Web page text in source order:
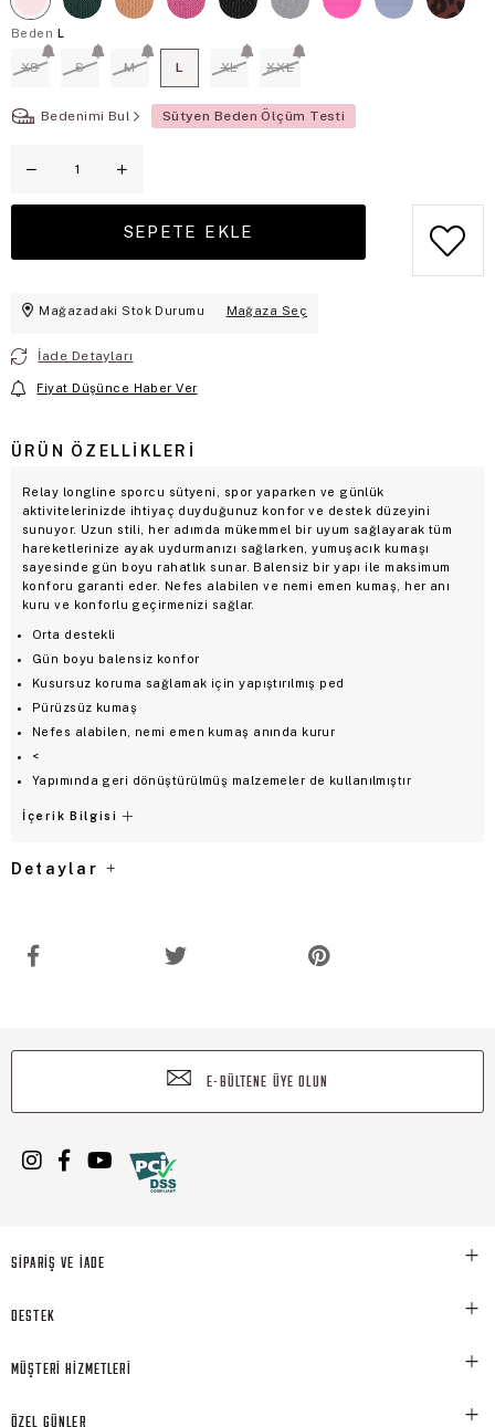
Beden L
XS S M L XL XXL
Bedenimi Bul Sütyen Beden Ölçüm Testi
Mağazadaki Stok Durumu Mağaza Seç
İade Detayları
Fiyat Düşünce Haber Ver
ÜRÜN ÖZELLIKLERI
Relay longline sporcu sütyeni, spor yaparken ve günlük
aktivitelerinizde ihtiyaç duyduğunuz konfor ve destek düzeyini
sunuyor. Uzun stili, her adımda mükemmel bir uyum sağlayarak tüm
hareketlerinize ayak uydurmanızı sağlarken, yumuşacık kumaşı
sayesinde gün boyu rahatlık sunar. Balensiz bir yapı ile maksimum
konforu garanti eder. Nefes alabilen ve nemi emen kumaş, her anı
kuru ve konforlu geçirmenizi sağlar.
Orta destekli
Gün boyu balensiz konfor
Kusursuz koruma sağlamak için yapıştırılmış ped
Pürüzsüz kumaş
Nefes alabilen, nemi emen kumaş anında kurur
<
Yapımında geri dönüştürülmüş malzemeler de kullanılmıştır
İçerik Bilgisi
Detaylar
E-BÜLTENE ÜYE OLUN
SİPARİŞ VE İADE
DESTEK
MÜŞTERİ HİZMETLERİ
ÖZEL GÜNLER